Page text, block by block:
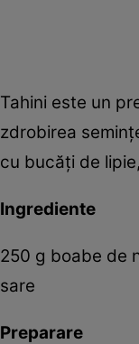
Tahini este un
zdrobirea
cu bucăţi de
Ingrediente
250 g boabe de
sare
Preparare